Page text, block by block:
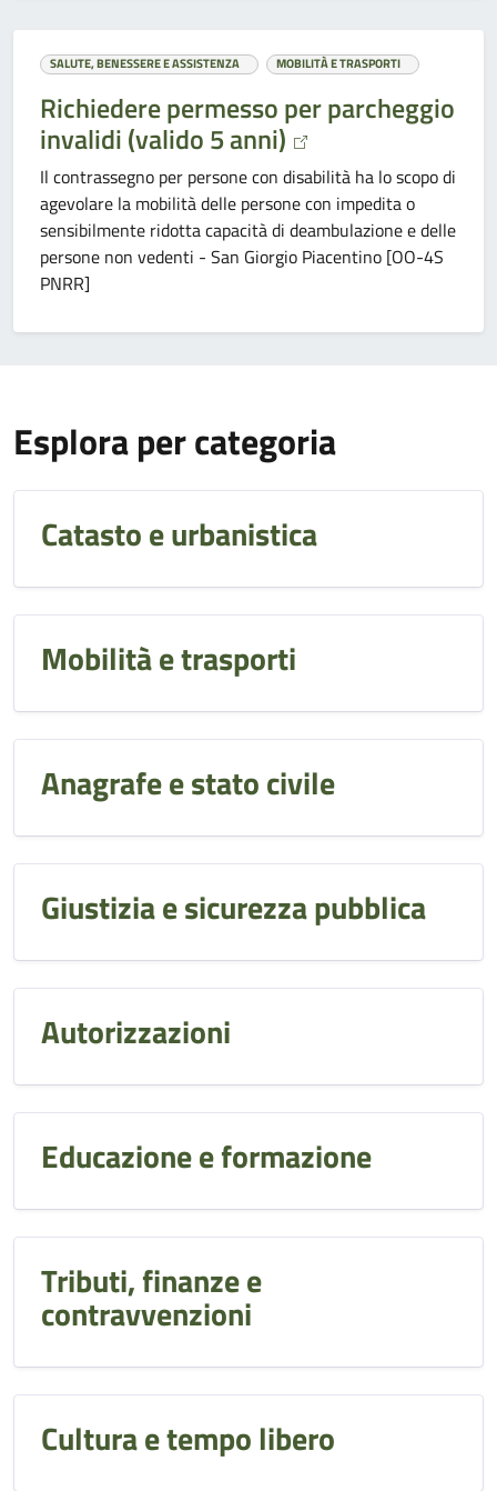
SALUTE, BENESSERE E ASSISTENZA MOBILITÀ E TRASPORTI
Richiedere permesso per parcheggio
invalidi (valido 5 anni)
Il contrassegno per persone con disabilità ha lo scopo di
agevolare la mobilità delle persone con impedita o
sensibilmente ridotta capacità di deambulazione e delle
persone non vedenti - San Giorgio Piacentino [OO-4S
PNRR]
Esplora per categoria
Catasto e urbanistica
Mobilità e trasporti
Anagrafe e stato civile
Giustizia e sicurezza pubblica
Autorizzazioni
Educazione e formazione
Tributi, finanze e
contravvenzioni
Cultura e tempo libero